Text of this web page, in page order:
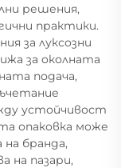
решения,
практики.
за луксозни
за околната
подача,
устойчивост
опаковка може
на бранда,
на пазари,